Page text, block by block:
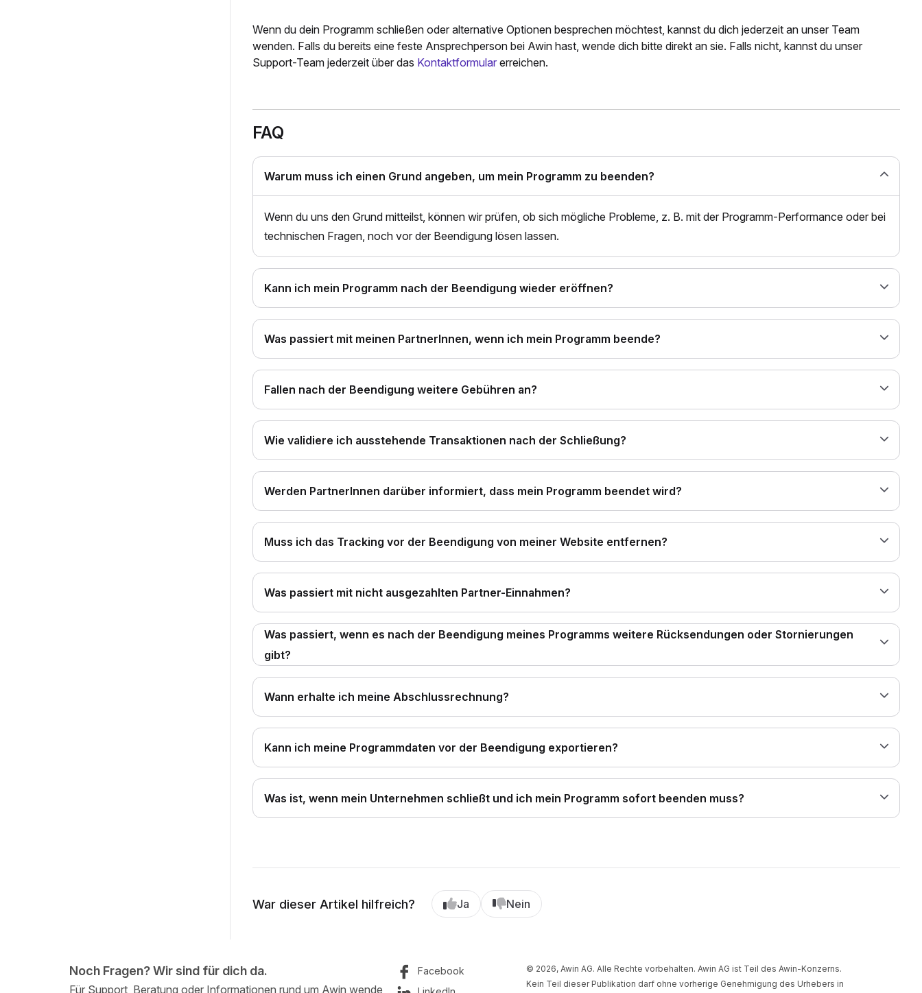
Wenn du dein Programm schließen oder alternative Optionen besprechen möchtest, kannst du dich jederzeit an unser Team
wenden. Falls du bereits eine feste Ansprechperson bei Awin hast, wende dich bitte direkt an sie. Falls nicht, kannst du unser
Support-Team jederzeit über das Kontaktformular erreichen.
FAQ
Warum muss ich einen Grund angeben, um mein Programm zu beenden?
Wenn du uns den Grund mitteilst, können wir prüfen, ob sich mögliche Probleme, z. B. mit der Programm-Performance oder bei
technischen Fragen, noch vor der Beendigung lösen lassen.
Kann ich mein Programm nach der Beendigung wieder eröffnen?
Was passiert mit meinen PartnerInnen, wenn ich mein Programm beende?
Fallen nach der Beendigung weitere Gebühren an?
Wie validiere ich ausstehende Transaktionen nach der Schließung?
Werden PartnerInnen darüber informiert, dass mein Programm beendet wird?
Muss ich das Tracking vor der Beendigung von meiner Website entfernen?
Was passiert mit nicht ausgezahlten Partner-Einnahmen?
Was passiert, wenn es nach der Beendigung meines Programms weitere Rücksendungen oder Stornierungen
gibt?
Wann erhalte ich meine Abschlussrechnung?
Kann ich meine Programmdaten vor der Beendigung exportieren?
Was ist, wenn mein Unternehmen schließt und ich mein Programm sofort beenden muss?
War dieser Artikel hilfreich? Ja Nein
Noch Fragen? Wir sind für dich da.
Für Support, Beratung oder Informationen rund um Awin wende
Facebook
© 2026, Awin AG. Alle Rechte vorbehalten. Awin AG ist Teil des Awin-Konzerns.
Kein Teil dieser Publikation darf ohne vorherige Genehmigung des Urhebers in